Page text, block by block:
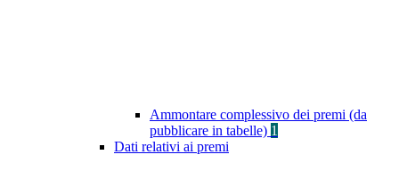
Ammontare complessivo dei premi (da
pubblicare in tabelle) 1
Dati relativi ai premi